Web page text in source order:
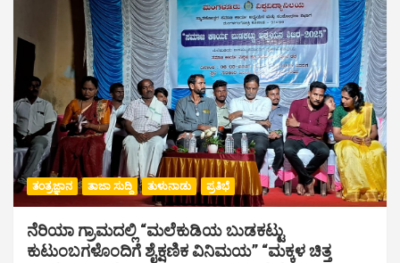
ತಂತ್ರಜ್ಞಾನ ತಾಜಾ ಸುದ್ದಿ ತುಳುನಾಡು ಪ್ರತಿಭೆ
ನೆರಿಯಾ ಗ್ರಾಮದಲ್ಲಿ “ಮಲೆಕುಡಿಯ ಬುಡಕಟ್ಟು
ಕುಟುಂಬಗಳೊಂದಿಗೆ ಶೈಕ್ಷಣಿಕ ವಿನಿಮಯ” “ಮಕ್ಕಳ ಚಿತ್ತ